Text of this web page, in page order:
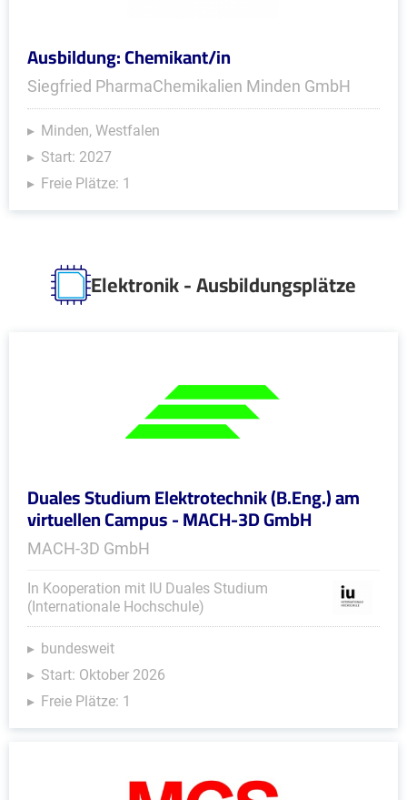
Ausbildung: Chemikant/in
Siegfried PharmaChemikalien Minden GmbH
Minden, Westfalen
Start: 2027
Freie Plätze: 1
Elektronik - Ausbildungsplätze
Duales Studium Elektrotechnik (B.Eng.) am
virtuellen Campus - MACH-3D GmbH
MACH-3D GmbH
In Kooperation mit IU Duales Studium
(Internationale Hochschule)
bundesweit
Start: Oktober 2026
Freie Plätze: 1